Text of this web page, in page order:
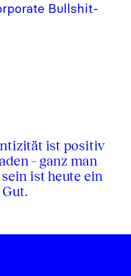
Bullshit-
ist positiv
– ganz man
ist heute ein